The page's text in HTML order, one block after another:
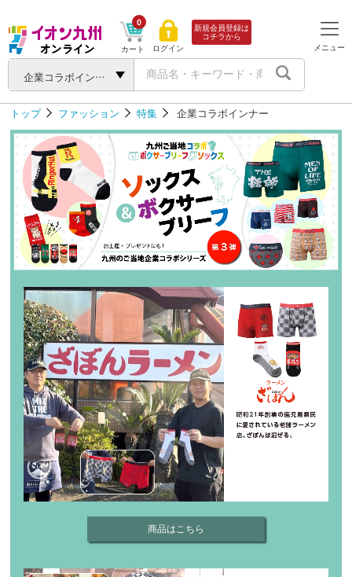
企業コラボインナー
カート
0
ログイン
新規会員登録は
コチラから
メニュー
トップ ファッション 特集 企業コラボインナー
商品はこちら